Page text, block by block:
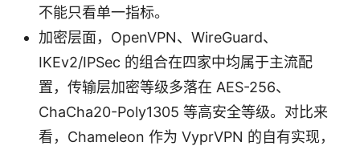
不能只看单一指标。
加密层面，OpenVPN、WireGuard、
IKEv2/IPSec 的组合在四家中均属于主流配
置，传输层加密等级多落在 AES-256、
ChaCha20-Poly1305 等高安全等级。对比来
看，Chameleon 作为 VyprVPN 的自有实现，